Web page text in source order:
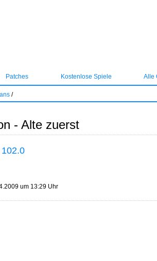
Patches Kostenlose Spiele Alle
/
- Alte zuerst
um 13:29 Uhr